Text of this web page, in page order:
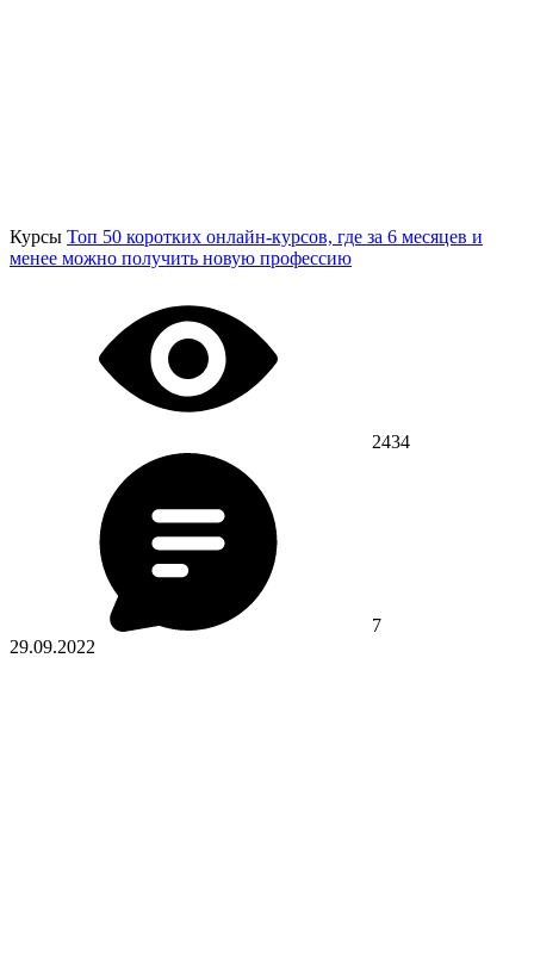
Курсы Топ 50 коротких онлайн-курсов, где за 6 месяцев и
менее можно получить новую профессию
2434
7
29.09.2022